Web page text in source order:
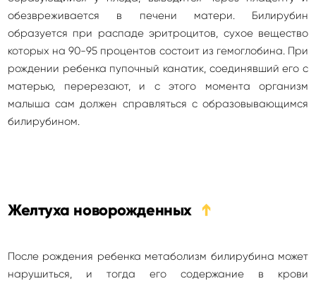
обезвреживается в печени матери. Билирубин
образуется при распаде эритроцитов, сухое вещество
которых на 90-95 процентов состоит из гемоглобина. При
рождении ребенка пупочный канатик, соединявший его с
матерью, перерезают, и с этого момента организм
малыша сам должен справляться с образовывающимся
билирубином.
Желтуха новорожденных ➔
После рождения ребенка метаболизм билирубина может
нарушиться, и тогда его содержание в крови